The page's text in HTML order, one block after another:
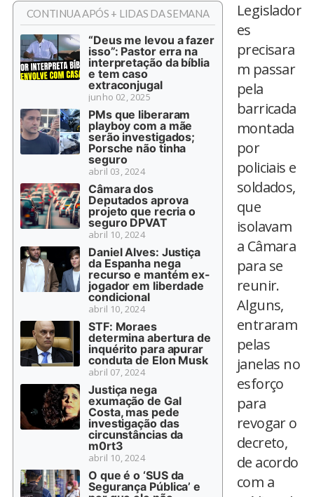
CONTINUA APÓS + LIDAS DA SEMANA
“Deus me levou a fazer
isso”: Pastor erra na
interpretação da bíblia
e tem caso
extraconjugal
junho 02, 2025
PMs que liberaram
playboy com a mãe
serão investigados;
Porsche não tinha
seguro
abril 03, 2024
Câmara dos
Deputados aprova
projeto que recria o
seguro DPVAT
abril 10, 2024
Daniel Alves: Justiça
da Espanha nega
recurso e mantém ex-
jogador em liberdade
condicional
abril 10, 2024
STF: Moraes
determina abertura de
inquérito para apurar
conduta de Elon Musk
abril 07, 2024
Justiça nega
exumação de Gal
Costa, mas pede
investigação das
circunstâncias da
m0rt3
abril 10, 2024
O que é o ‘SUS da
Segurança Pública’ e
Legislador
es
precisara
m passar
pela
barricada
montada
por
policiais e
soldados,
que
isolavam
a Câmara
para se
reunir.
Alguns,
entraram
pelas
janelas no
esforço
para
revogar o
decreto,
de acordo
com a